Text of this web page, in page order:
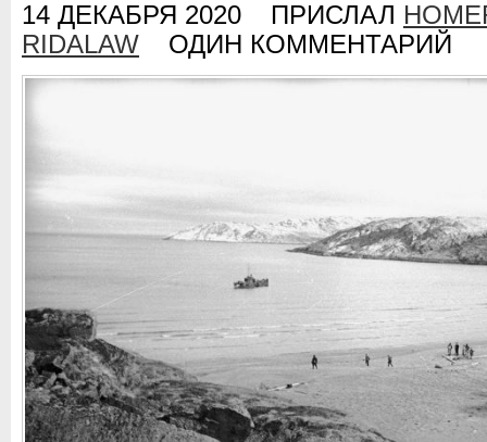
14 ДЕКАБРЯ 2020 ПРИСЛАЛ
RIDALAW
ОДИН КОММЕНТАРИЙ